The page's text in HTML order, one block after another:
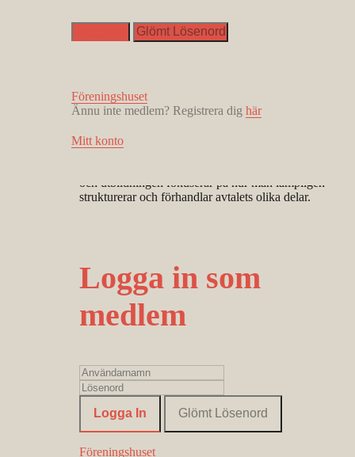
Föreningshuset
Ännu inte medlem? Registrera dig här
Mitt konto
VAR
Bolagsjurister presentera webinariumet Struktur- och
metodfrågor gällande avtal för IT-tjänster.
Avtal för IT-tjänster är ett specifikt och särpräglat
och utbildningen fokuserar på hur man lämpligen
strukturerar och förhandlar avtalets olika delar.
Logga in som
medlem
Föreningshuset